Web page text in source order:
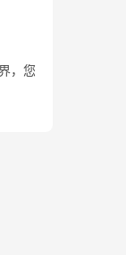
，您